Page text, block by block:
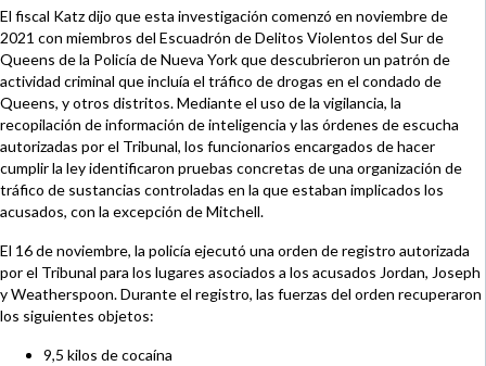
El fiscal Katz dijo que esta investigación comenzó en noviembre de
2021 con miembros del Escuadrón de Delitos Violentos del Sur de
Queens de la Policía de Nueva York que descubrieron un patrón de
actividad criminal que incluía el tráfico de drogas en el condado de
Queens, y otros distritos. Mediante el uso de la vigilancia, la
recopilación de información de inteligencia y las órdenes de escucha
autorizadas por el Tribunal, los funcionarios encargados de hacer
cumplir la ley identificaron pruebas concretas de una organización de
tráfico de sustancias controladas en la que estaban implicados los
acusados, con la excepción de Mitchell.
El 16 de noviembre, la policía ejecutó una orden de registro autorizada
por el Tribunal para los lugares asociados a los acusados Jordan, Joseph
y Weatherspoon. Durante el registro, las fuerzas del orden recuperaron
los siguientes objetos:
9,5 kilos de cocaína